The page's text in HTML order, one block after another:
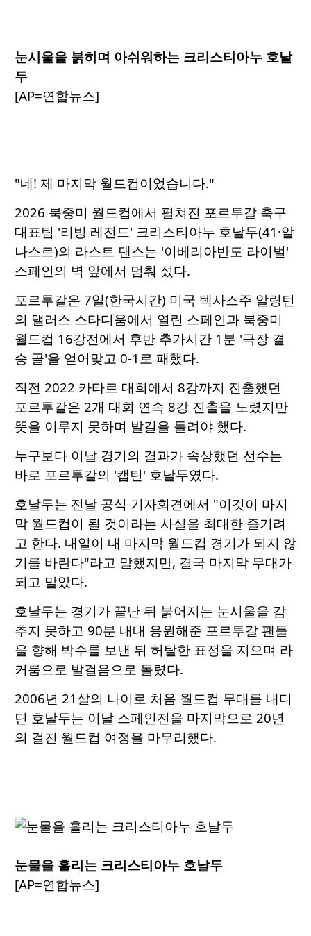
눈시울을 붉히며 아쉬워하는 크리스티아누 호날
두
[AP=연합뉴스]
"네! 제 마지막 월드컵이었습니다."
2026 북중미 월드컵에서 펼쳐진 포르투갈 축구
대표팀 '리빙 레전드' 크리스티아누 호날두(41·알
나스르)의 라스트 댄스는 '이베리아반도 라이벌'
스페인의 벽 앞에서 멈춰 섰다.
포르투갈은 7일(한국시간) 미국 텍사스주 알링턴
의 댈러스 스타디움에서 열린 스페인과 북중미
월드컵 16강전에서 후반 추가시간 1분 '극장 결
승 골'을 얻어맞고 0-1로 패했다.
직전 2022 카타르 대회에서 8강까지 진출했던
포르투갈은 2개 대회 연속 8강 진출을 노렸지만
뜻을 이루지 못하며 발길을 돌려야 했다.
누구보다 이날 경기의 결과가 속상했던 선수는
바로 포르투갈의 '캡틴' 호날두였다.
호날두는 전날 공식 기자회견에서 "이것이 마지
막 월드컵이 될 것이라는 사실을 최대한 즐기려
고 한다. 내일이 내 마지막 월드컵 경기가 되지 않
기를 바란다"라고 말했지만, 결국 마지막 무대가
되고 말았다.
호날두는 경기가 끝난 뒤 붉어지는 눈시울을 감
추지 못하고 90분 내내 응원해준 포르투갈 팬들
을 향해 박수를 보낸 뒤 허탈한 표정을 지으며 라
커룸으로 발걸음으로 돌렸다.
2006년 21살의 나이로 처음 월드컵 무대를 내디
딘 호날두는 이날 스페인전을 마지막으로 20년
의 걸친 월드컵 여정을 마무리했다.
눈물을 흘리는 크리스티아누 호날두
[AP=연합뉴스]